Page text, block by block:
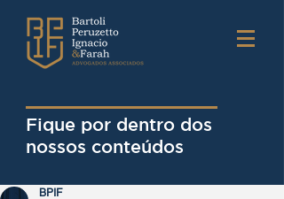
Fique por dentro dos
nossos conteúdos
BPIF